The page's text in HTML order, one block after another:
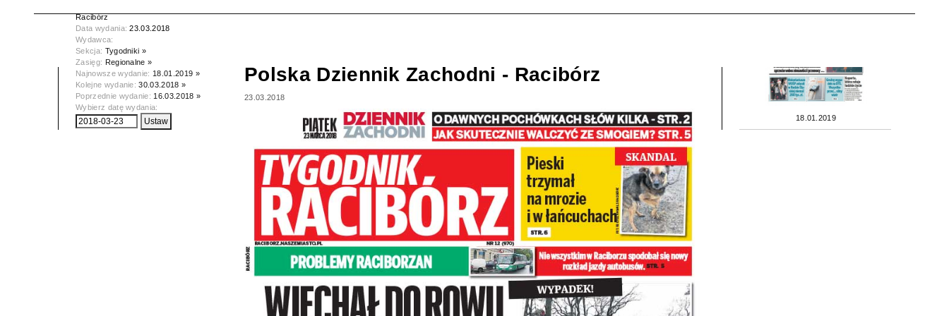
Racibórz
Data wydania:23.03.2018
Wydawca:
Sekcja: Tygodniki »
Zasięg: Regionalne »
Najnowsze wydanie: 18.01.2019 »
Kolejne wydanie:30.03.2018 »
Poprzednie wydanie: 16.03.2018 »
Wybierz datę wydania:
Polska Dziennik Zachodni - Racibórz
23.03.2018
18.01.2019